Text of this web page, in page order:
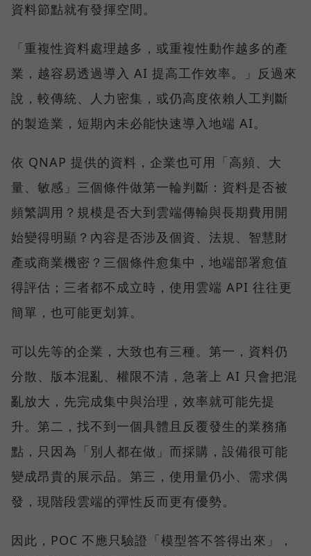
資料節點就有發揮空間。
「重複性資料處理越多，或重複性動作越多的產
業，越容易透過導入 AI 提高工作效率。」反過來
說，較傳統、人力密集，或仍高度依賴人工判斷
的製造業，短期內未必能快速導入地端 AI。
依 QNAP 提供的資料，企業也可用「高頻、大
量、敏感」三個條件做第一輪判斷：資料是否被
頻繁調用？規模是否大到雲端傳輸與長期費用開
始變得明顯？內容是否涉及個資、法規、智慧財
產或商業機密？三個條件愈集中，地端部署愈值
得評估；三者都不成立時，使用雲端 API 往往更
簡單，也可能更划算。
可以先等的企業，大致也有三種。第一，資料仍
分散、版本混亂、權限不清，急著上 AI 只會把混
亂放大，先完成集中與治理，效率就可能先提
升。第二，找不到一個具體且反覆發生的業務痛
點，只因為「別人都在做」而採購，設備很可能
變成昂貴的展示品。第三，使用量仍小、需求偶
發，現階段雲端的彈性反而更有優勢。
因此，POC 不應只驗證「模型答不答得出來」，